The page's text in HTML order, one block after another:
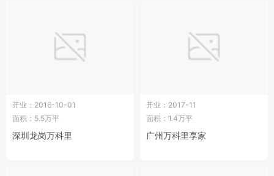
开业：2016-10-01
面积：5.5万平
深圳龙岗万科里
开业：2017-11
面积：1.4万平
广州万科里享家